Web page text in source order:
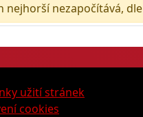
nejhorší nezapočítává, dle
užití stránek
cookies